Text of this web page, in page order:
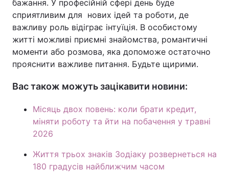
бажання. У професійній сфері день буде
сприятливим для нових ідей та роботи, де
важливу роль відіграє інтуїція. В особистому
житті можливі приємні знайомства, романтичні
моменти або розмова, яка допоможе остаточно
прояснити важливе питання. Будьте щирими.
Вас також можуть зацікавити новини:
Місяць двох повень: коли брати кредит,
міняти роботу та йти на побачення у травні
2026
Життя трьох знаків Зодіаку розвернеться на
180 градусів найближчим часом